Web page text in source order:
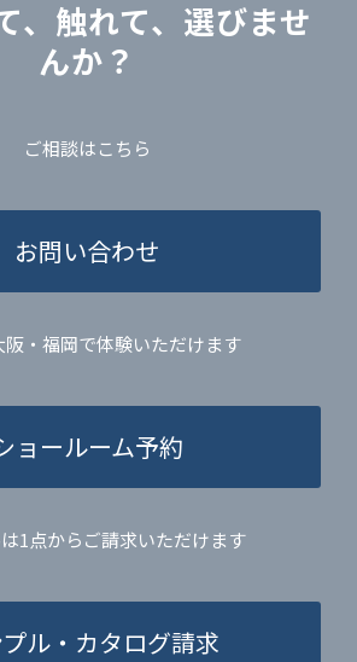
、触れて、選びませ
んか？
ご相談はこちら
お問い合わせ
阪・福岡で体験いただけます
ョールーム予約
1点からご請求いただけます
ル・カタログ請求